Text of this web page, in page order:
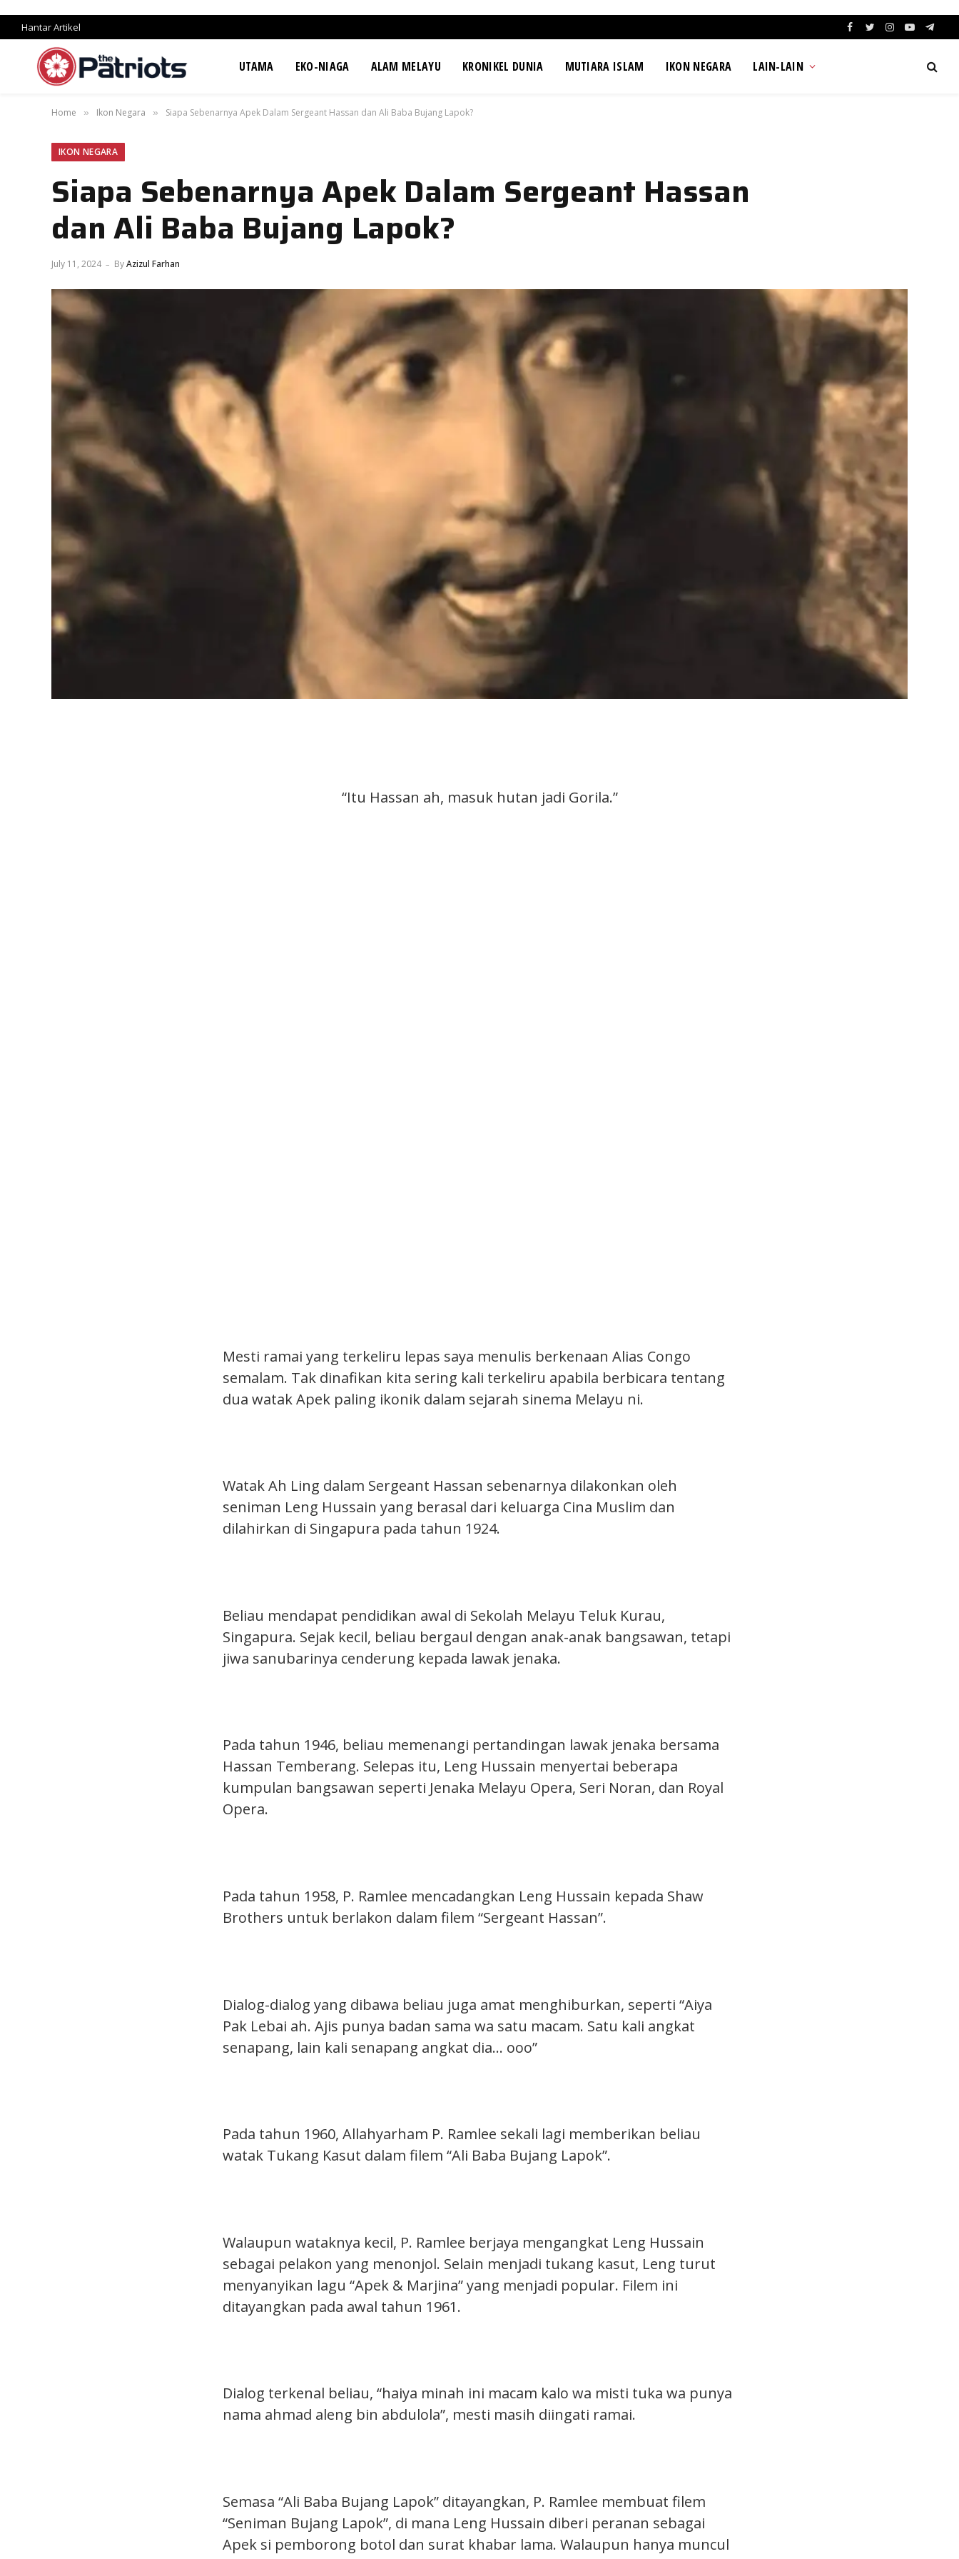
Hantar Artikel Facebook
TwitterInstagram
YouTube
UTAMA EKO-NIAGA ALAM MELAYU KRONIKEL DUNIA MUTIARA ISLAM IKON NEGARA LAIN-LAIN
Home » Ikon Negara » Siapa Sebenarnya Apek Dalam Sergeant Hassan dan Ali Baba Bujang Lapok?
IKON NEGARA
Siapa Sebenarnya Apek Dalam Sergeant Hassan
dan Ali Baba Bujang Lapok?
July 11, 2024 ByAzizul Farhan
“Itu Hassan ah, masuk hutan jadi Gorila.”
Mesti ramai yang terkeliru lepas saya menulis berkenaan Alias Congo
semalam. Tak dinafikan kita sering kali terkeliru apabila berbicara tentang
dua watak Apek paling ikonik dalam sejarah sinema Melayu ni.
Watak Ah Ling dalam Sergeant Hassan sebenarnya dilakonkan oleh
seniman Leng Hussain yang berasal dari keluarga Cina Muslim dan
dilahirkan di Singapura pada tahun 1924.
Beliau mendapat pendidikan awal di Sekolah Melayu Teluk Kurau,
Singapura. Sejak kecil, beliau bergaul dengan anak-anak bangsawan, tetapi
jiwa sanubarinya cenderung kepada lawak jenaka.
Pada tahun 1946, beliau memenangi pertandingan lawak jenaka bersama
Hassan Temberang. Selepas itu, Leng Hussain menyertai beberapa
kumpulan bangsawan seperti Jenaka Melayu Opera, Seri Noran, dan Royal
Opera.
Pada tahun 1958, P. Ramlee mencadangkan Leng Hussain kepada Shaw
Brothers untuk berlakon dalam filem “Sergeant Hassan”.
Dialog-dialog yang dibawa beliau juga amat menghiburkan, seperti “Aiya
Pak Lebai ah. Ajis punya badan sama wa satu macam. Satu kali angkat
senapang, lain kali senapang angkat dia… ooo”
Pada tahun 1960, Allahyarham P. Ramlee sekali lagi memberikan beliau
watak Tukang Kasut dalam filem “Ali Baba Bujang Lapok”.
Walaupun wataknya kecil, P. Ramlee berjaya mengangkat Leng Hussain
sebagai pelakon yang menonjol. Selain menjadi tukang kasut, Leng turut
menyanyikan lagu “Apek & Marjina” yang menjadi popular. Filem ini
ditayangkan pada awal tahun 1961.
Dialog terkenal beliau, “haiya minah ini macam kalo wa misti tuka wa punya
nama ahmad aleng bin abdulola”, mesti masih diingati ramai.
Semasa “Ali Baba Bujang Lapok” ditayangkan, P. Ramlee membuat filem
“Seniman Bujang Lapok”, di mana Leng Hussain diberi peranan sebagai
Apek si pemborong botol dan surat khabar lama. Walaupun hanya muncul